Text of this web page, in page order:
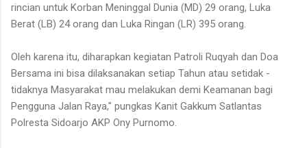
rincian untuk Korban Meninggal Dunia (MD) 29 orang, Luka
Berat (LB) 24 orang dan Luka Ringan (LR) 395 orang.
Oleh karena itu, diharapkan kegiatan Patroli Ruqyah dan Doa
Bersama ini bisa dilaksanakan setiap Tahun atau setidak -
tidaknya Masyarakat mau melakukan demi Keamanan bagi
Pengguna Jalan Raya," pungkas Kanit Gakkum Satlantas
Polresta Sidoarjo AKP Ony Purnomo.